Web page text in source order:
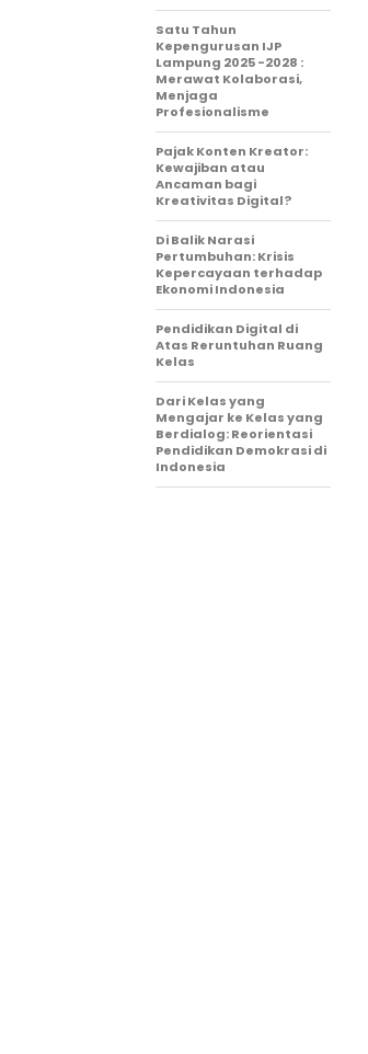
Satu Tahun
Kepengurusan IJP
Lampung 2025 -2028 :
Merawat Kolaborasi,
Menjaga
Profesionalisme
Pajak Konten Kreator:
Kewajiban atau
Ancaman bagi
Kreativitas Digital?
Di Balik Narasi
Pertumbuhan: Krisis
Kepercayaan terhadap
Ekonomi Indonesia
Pendidikan Digital di
Atas Reruntuhan Ruang
Kelas
Dari Kelas yang
Mengajar ke Kelas yang
Berdialog: Reorientasi
Pendidikan Demokrasi di
Indonesia